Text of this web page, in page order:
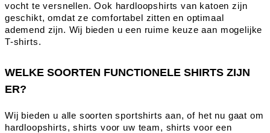
vocht te versnellen. Ook hardloopshirts van katoen zijn
geschikt, omdat ze comfortabel zitten en optimaal
ademend zijn. Wij bieden u een ruime keuze aan mogelijke
T-shirts.
WELKE SOORTEN FUNCTIONELE SHIRTS ZIJN
ER?
Wij bieden u alle soorten sportshirts aan, of het nu gaat om
hardloopshirts, shirts voor uw team, shirts voor een